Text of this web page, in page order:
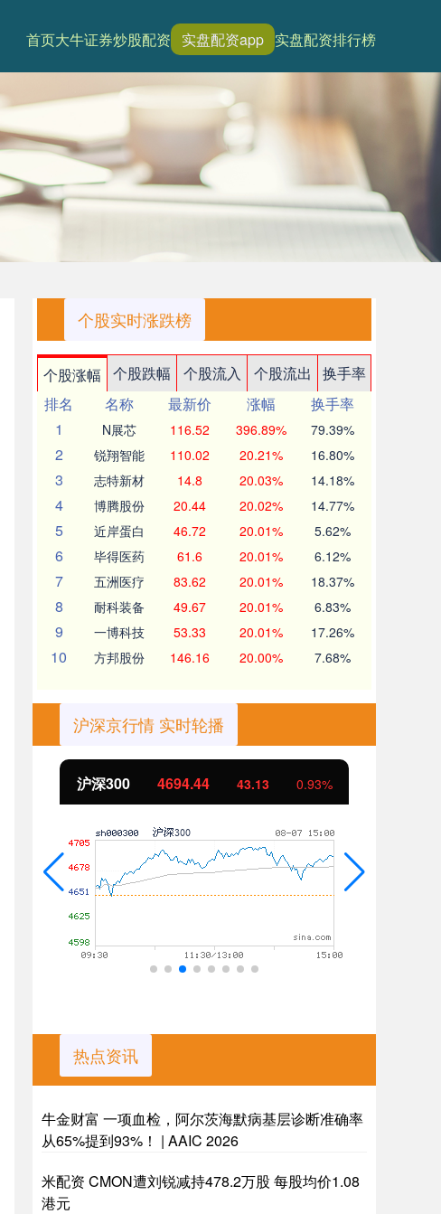
首页大牛证券炒股配资 实盘配资app 实盘配资排行榜
个股实时涨跌榜
个股涨幅 个股跌幅 个股流入 个股流出
换手率
排名
名称 最新价 涨幅
换手率
1
N展芯 116.52 396.89% 79.39%
2 锐翔智能 110.02 20.21% 16.80%
3 志特新材 14.8 20.03% 14.18%
4 博腾股份 20.44 20.02% 14.77%
5 近岸蛋白 46.72 20.01% 5.62%
6 毕得医药 61.6 20.01% 6.12%
7 五洲医疗 83.62 20.01% 18.37%
8 耐科装备 49.67 20.01% 6.83%
9 一博科技 53.33 20.01% 17.26%
10 方邦股份 146.16 20.00% 7.68%
沪深京行情 实时轮播
北证50 1134.24 11.37 1.01%
热点资讯
牛金财富 一项血检，阿尔茨海默病基层诊断准确率
从65%提到93%！ | AAIC 2026
米配资 CMON遭刘锐减持478.2万股 每股均价1.08
港元